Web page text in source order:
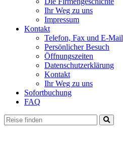
Ihr Weg zu uns
Impressum
Kontakt
Telefon, Fax und E-Mail
Persönlicher Besuch
Öffnungszeiten
Datenschutzerklärung
Kontakt
Ihr Weg zu uns
Sofortbuchung
FAQ